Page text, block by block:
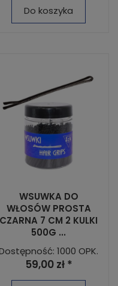
Do koszyka
WSUWKA DO
WŁOSÓW PROSTA
CZARNA 7 CM 2 KULKI
500G ...
1000 OPK.
59,00 zł *